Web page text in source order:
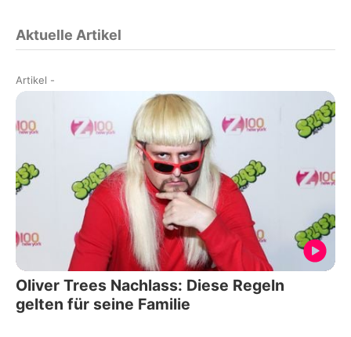
Aktuelle Artikel
Artikel -
Oliver Trees Nachlass: Diese Regeln
gelten für seine Familie